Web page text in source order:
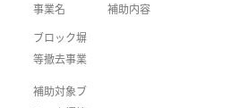
事業名 補助内容
ブロック塀
等撤去事業
補助対象ブ